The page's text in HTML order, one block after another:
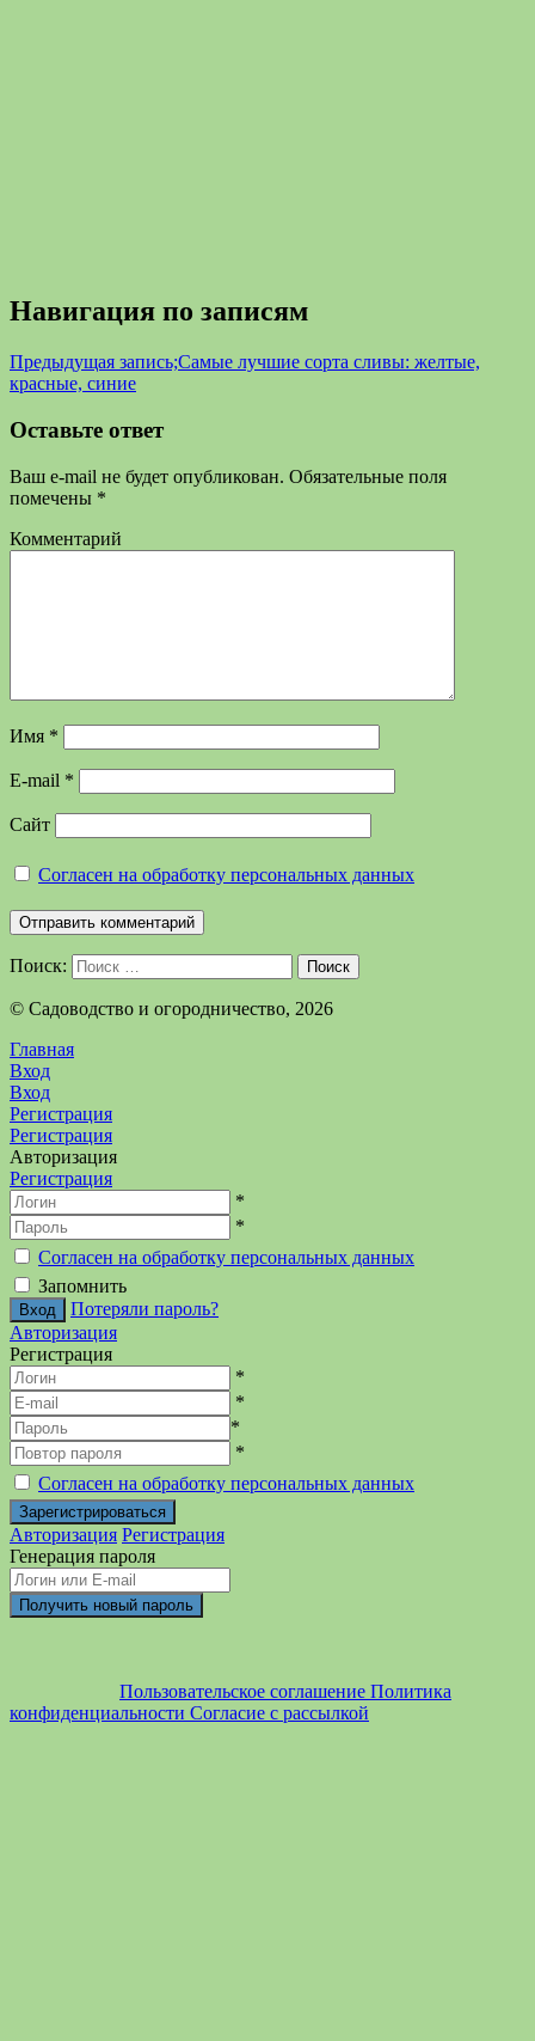
Навигация по записям
Предыдущая запись;Самые лучшие сорта сливы: желтые,
красные, синие
Оставьте ответ
Ваш e-mail не будет опубликован. Обязательные поля
помечены *
Комментарий
Имя *
E-mail *
Сайт
Согласен на обработку персональных данных
Поиск: Поиск
©️ Садоводство и огородничество, 2026
Главная
Вход
Вход
Регистрация
Регистрация
Авторизация
Регистрация
*
*
Согласен на обработку персональных данных
Запомнить
Потеряли пароль?
Авторизация
Регистрация
*
*
*
*
Согласен на обработку персональных данных
Авторизация Регистрация
Генерация пароля
Пользовательское соглашение Политика
конфиденциальности Согласие с рассылкой